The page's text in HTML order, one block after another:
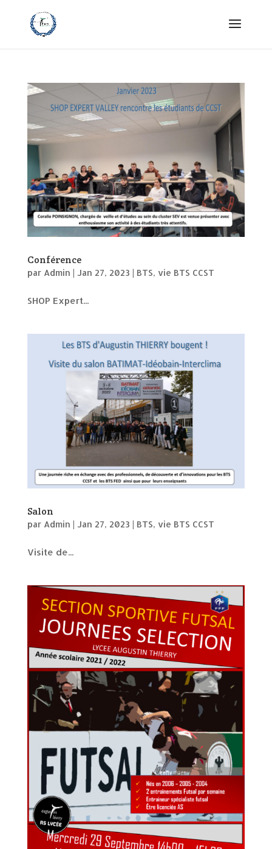
Conférence
par Admin | Jan 27, 2023 | BTS, vie BTS CCST
SHOP Expert...
Salon
par Admin | Jan 27, 2023 | BTS, vie BTS CCST
Visite de...